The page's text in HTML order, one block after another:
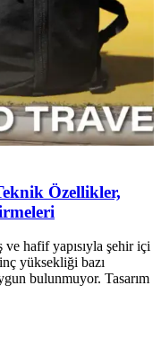
Özellikler,
hafif yapısıyla şehir içi
yüksekliği bazı
bulunmuyor. Tasarım